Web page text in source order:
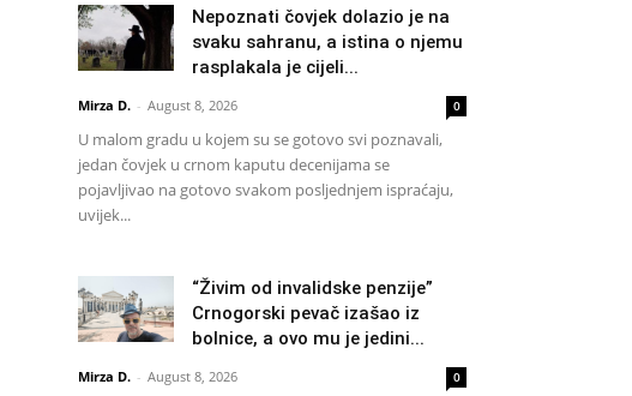
Nepoznati čovjek dolazio je na
svaku sahranu, a istina o njemu
rasplakala je cijeli...
Mirza D. - August 8, 2026 0
U malom gradu u kojem su se gotovo svi poznavali,
jedan čovjek u crnom kaputu decenijama se
pojavljivao na gotovo svakom posljednjem ispraćaju,
uvijek...
“Živim od invalidske penzije”
Crnogorski pevač izašao iz
bolnice, a ovo mu je jedini...
Mirza D. - August 8, 2026 0